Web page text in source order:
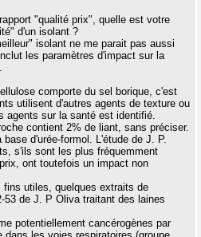
"qualité prix", quelle est votre
d'un isolant ?
isolant ne me parait pas aussi
les paramètres d'impact sur la
comporte du sel borique, c'est
utilisent d'autres agents de texture ou
agents sur la santé est identifié.
contient 2% de liant, sans préciser.
d'urée-formol. L'étude de J. P.
s'ils sont les plus fréquemment
ont toutefois un impact non
utiles, quelques extraits de
53 de J. P Oliva traitant des laines
potentiellement cancérogènes par